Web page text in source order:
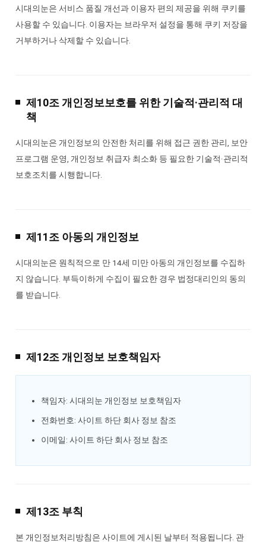
시대의눈은 서비스 품질 개선과 이용자 편의 제공을 위해 쿠키를
사용할 수 있습니다. 이용자는 브라우저 설정을 통해 쿠키 저장을
거부하거나 삭제할 수 있습니다.
제10조 개인정보보호를 위한 기술적·관리적 대
책
시대의눈은 개인정보의 안전한 처리를 위해 접근 권한 관리, 보안
프로그램 운영, 개인정보 취급자 최소화 등 필요한 기술적·관리적
보호조치를 시행합니다.
제11조 아동의 개인정보
시대의눈은 원칙적으로 만 14세 미만 아동의 개인정보를 수집하
지 않습니다. 부득이하게 수집이 필요한 경우 법정대리인의 동의
를 받습니다.
제12조 개인정보 보호책임자
책임자: 시대의눈 개인정보 보호책임자
전화번호: 사이트 하단 회사 정보 참조
이메일: 사이트 하단 회사 정보 참조
제13조 부칙
본 개인정보처리방침은 사이트에 게시된 날부터 적용됩니다. 관